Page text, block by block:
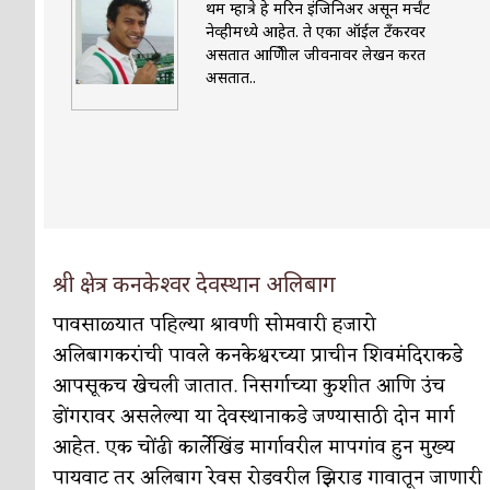
पाटलाची विहीर कविता-गझल-चारोळी-वात्रटिका
शपथ कविता-गझल-चारोळी-वात्रटिका
कविता-गझल-
चमकदार चांदी अर्थ-वाणिज्य
आदिवासींचा डॉक्टर, समाजसेवेचा ध्यास : डॉ. राहुल
डेंग्यू: ताप उतरला म्हणजे धोका टळला असे नाही!
४ जुलै – इतिहासात घडलेल्या महत्त्वाच्या घटना
प्रथम म्हात्रे हे मरिन इंजिनिअर असून मर्चंट
नेव्हीमध्ये आहेत. ते एका ऑईल टॅंकरवर
असतात आणिेील जीवनावर लेखन करत
असतात..
श्री क्षेत्र कनकेश्वर देवस्थान अलिबाग
पावसाळ्यात पहिल्या श्रावणी सोमवारी हजारो
अलिबागकरांची पावले कनकेश्वरच्या प्राचीन शिवमंदिराकडे
आपसूकच खेचली जातात. निसर्गाच्या कुशीत आणि उंच
डोंगरावर असलेल्या या देवस्थानाकडे जण्यासाठी दोन मार्ग
आहेत. एक चोंढी कार्लेखिंड मार्गावरील मापगांव हुन मुख्य
पायवाट तर अलिबाग रेवस रोडवरील झिराड गावातून जाणारी